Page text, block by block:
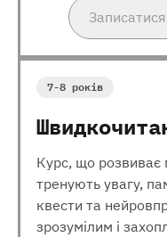
7-8 років
Курс, що розвиває
тренують увагу,
квести та
зрозумілим і